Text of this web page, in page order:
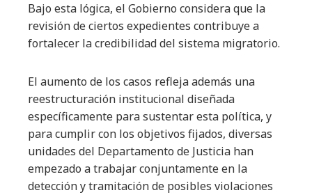
Bajo esta lógica, el Gobierno considera que la
revisión de ciertos expedientes contribuye a
fortalecer la credibilidad del sistema migratorio.
El aumento de los casos refleja además una
reestructuración institucional diseñada
específicamente para sustentar esta política, y
para cumplir con los objetivos fijados, diversas
unidades del Departamento de Justicia han
empezado a trabajar conjuntamente en la
detección y tramitación de posibles violaciones